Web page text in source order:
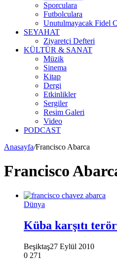
Sporculara
Futbolculara
Unutulmayacak Fidel
SEYAHAT
Ziyaretçi Defteri
KÜLTÜR & SANAT
Müzik
Sinema
Kitap
Dergi
Etkinlikler
Sergiler
Resim Galeri
Video
PODCAST
Anasayfa/Francisco Abarca
Francisco
Dünya
Küba karşıtı
Beşiktaş27 Eylül 2010
0 271